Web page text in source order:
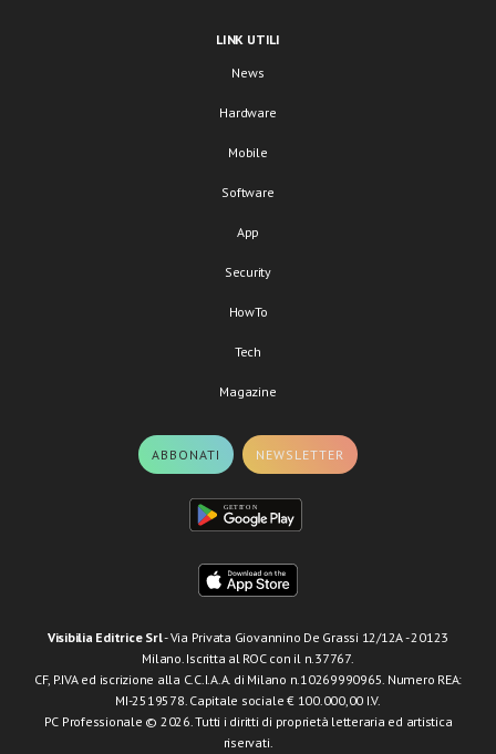
LINK UTILI
News
Hardware
Mobile
Software
App
Security
HowTo
Tech
Magazine
ABBONATI NEWSLETTER
Visibilia Editrice Srl- Via Privata Giovannino De Grassi 12/12A - 20123
Milano. Iscritta al ROC con il n.37767.
CF, P.IVA ed iscrizione alla C.C.I.A.A. di Milano n.10269990965. Numero REA:
MI-2519578. Capitale sociale € 100.000,00 I.V.
PC Professionale © 2026. Tutti i diritti di proprietà letteraria ed artistica
riservati.